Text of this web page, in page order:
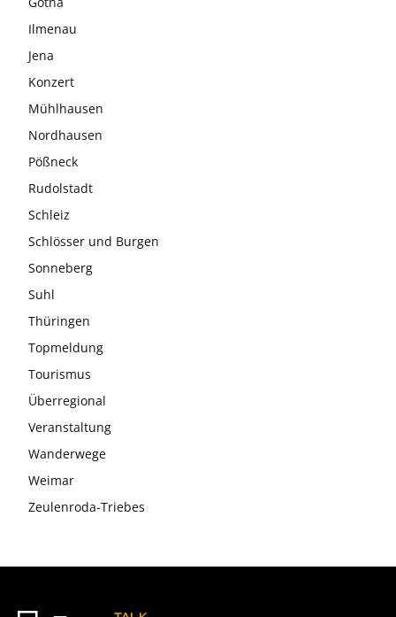
Ilmenau
Jena
Konzert
Mühlhausen
Nordhausen
Pößneck
Rudolstadt
Schleiz
Schlösser und Burgen
Sonneberg
Suhl
Thüringen
Topmeldung
Tourismus
Überregional
Veranstaltung
Wanderwege
Weimar
Zeulenroda-Triebes